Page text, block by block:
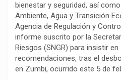
bienestar y seguridad, así
Ambiente, Agua y Transición
Agencia de Regulación y
informe suscrito por la
Riesgos (SNGR) para insistir
recomendaciones, tras el
en Zumbi, ocurrido este 5 de